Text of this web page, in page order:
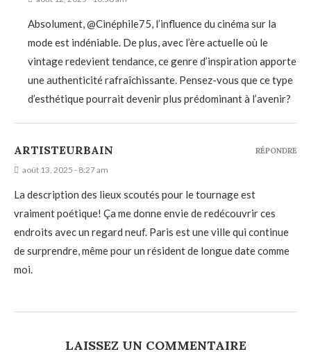
Absolument, @Cinéphile75, l’influence du cinéma sur la
mode est indéniable. De plus, avec l’ère actuelle où le
vintage redevient tendance, ce genre d’inspiration apporte
une authenticité rafraîchissante. Pensez-vous que ce type
d’esthétique pourrait devenir plus prédominant à l’avenir?
ARTISTEURBAIN
août 13, 2025 - 8:27 am
La description des lieux scoutés pour le tournage est
vraiment poétique! Ça me donne envie de redécouvrir ces
endroits avec un regard neuf. Paris est une ville qui continue
de surprendre, même pour un résident de longue date comme
moi.
RÉPONDRE
LAISSEZ UN COMMENTAIRE